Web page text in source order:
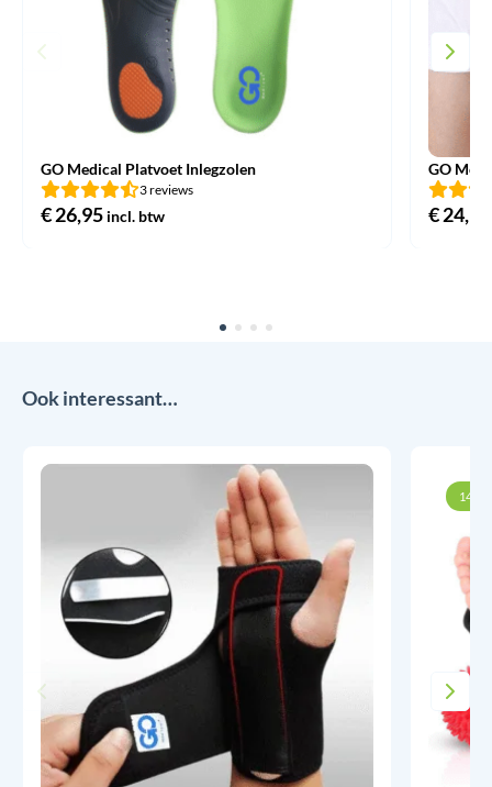
GO Medical Platvoet Inlegzolen
3 reviews
€26,95 incl. btw
GO
€24,95
Ook interessant…
14%